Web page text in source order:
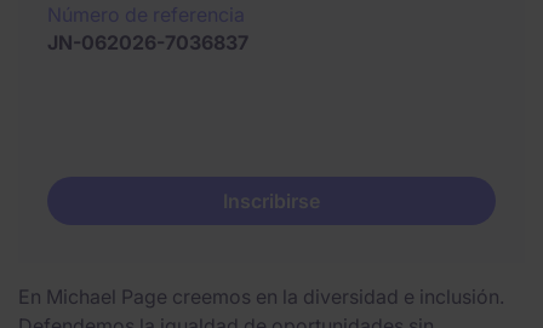
JN-062026-7036837
Inscribirse
En Michael Page creemos en la diversidad e inclusión.